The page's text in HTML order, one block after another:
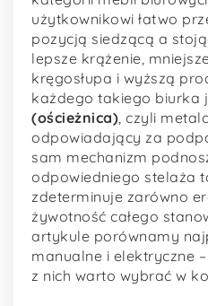
użytkownikowi łatwo
pozycją siedzącą a
lepsze krążenie,
kręgosłupa i wyższą
każdego takiego biurka
(ościeżnica), czyli
odpowiadający za
sam mechanizm
odpowiedniego stelaża
zdeterminuje zarówno
żywotność całego
artykule porównamy
manualne i elektryczne
z nich warto wybrać w